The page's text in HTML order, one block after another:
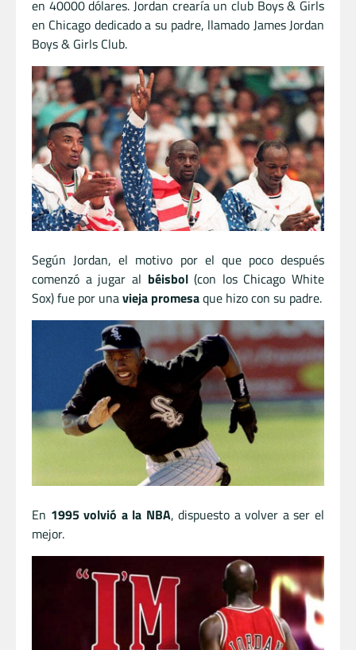
en 40000 dólares. Jordan crearía un club Boys & Girls
en Chicago dedicado a su padre, llamado James Jordan
Boys & Girls Club.
Según Jordan, el motivo por el que poco después
comenzó a jugar al béisbol(con los Chicago White
Sox) fue por unavieja promesaque hizo con su padre.
En 1995 volvió a la NBA, dispuesto a volver a ser el
mejor.